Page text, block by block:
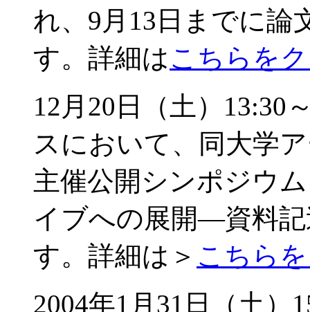
れ、9月13日までに論
す。詳細はこちらを
12月20日（土）13:30
スにおいて、同大学
主催公開シンポジウ
イブへの展開―資料
す。詳細は＞ こちら
2004年1月31日（土）